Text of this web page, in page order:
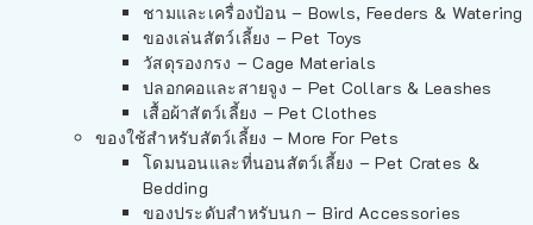
ชามและเครื่องป้อน – Bowls, Feeders & Watering
ของเล่นสัตว์เลี้ยง – Pet Toys
วัสดุรองกรง – Cage Materials
ปลอกคอและสายจูง – Pet Collars & Leashes
เสื้อผ้าสัตว์เลี้ยง – Pet Clothes
ของใช้สำหรับสัตว์เลี้ยง – More For Pets
โดมนอนและที่นอนสัตว์เลี้ยง – Pet Crates &
Bedding
ของประดับสำหรับนก – Bird Accessories